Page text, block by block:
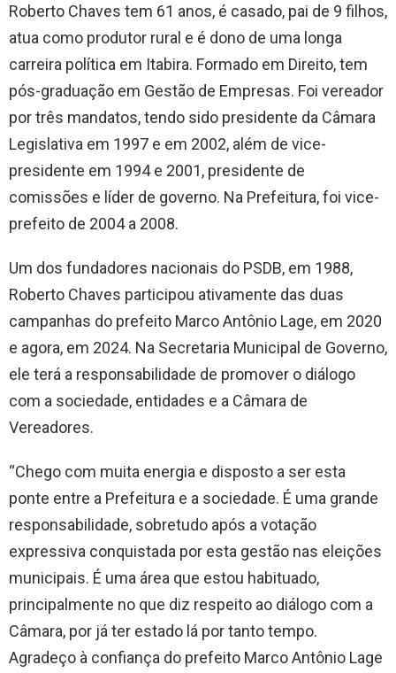
Roberto Chaves tem 61 anos, é casado, pai de 9 filhos,
atua como produtor rural e é dono de uma longa
carreira política em Itabira. Formado em Direito, tem
pós-graduação em Gestão de Empresas. Foi vereador
por três mandatos, tendo sido presidente da Câmara
Legislativa em 1997 e em 2002, além de vice-
presidente em 1994 e 2001, presidente de
comissões e líder de governo. Na Prefeitura, foi vice-
prefeito de 2004 a 2008.
Um dos fundadores nacionais do PSDB, em 1988,
Roberto Chaves participou ativamente das duas
campanhas do prefeito Marco Antônio Lage, em 2020
e agora, em 2024. Na Secretaria Municipal de Governo,
ele terá a responsabilidade de promover o diálogo
com a sociedade, entidades e a Câmara de
Vereadores.
“Chego com muita energia e disposto a ser esta
ponte entre a Prefeitura e a sociedade. É uma grande
responsabilidade, sobretudo após a votação
expressiva conquistada por esta gestão nas eleições
municipais. É uma área que estou habituado,
principalmente no que diz respeito ao diálogo com a
Câmara, por já ter estado lá por tanto tempo.
Agradeço à confiança do prefeito Marco Antônio Lage